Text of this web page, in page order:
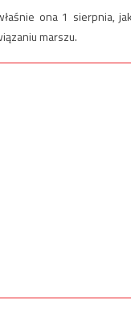
ona 1 sierpnia,
marszu.